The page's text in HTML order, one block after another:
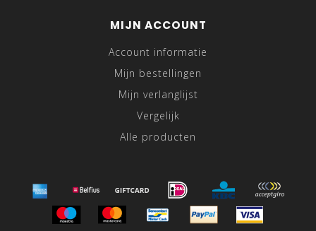
MIJN ACCOUNT
Account informatie
Mijn bestellingen
Mijn verlanglijst
Vergelijk
Alle producten